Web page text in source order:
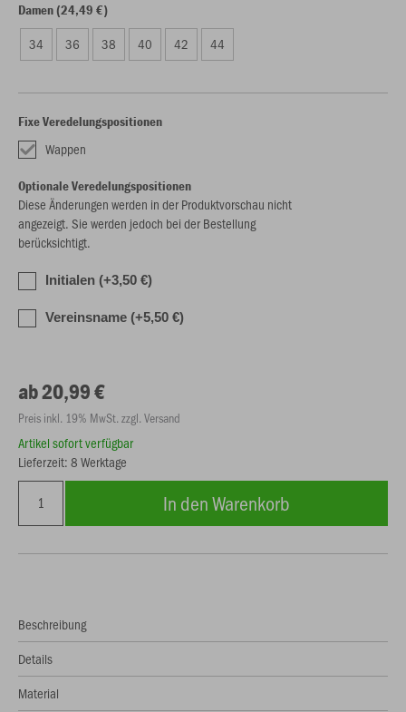
Damen (24,49 €)
34 36 38 40 42 44
Fixe Veredelungspositionen
Wappen
Optionale Veredelungspositionen
Diese Änderungen werden in der Produktvorschau nicht
angezeigt. Sie werden jedoch bei der Bestellung
berücksichtigt.
Initialen (+3,50 €)
Vereinsname (+5,50 €)
ab 20,99 €
Preis inkl. 19% MwSt. zzgl. Versand
Artikel sofort verfügbar
Lieferzeit: 8 Werktage
In den Warenkorb
Beschreibung
Details
Material